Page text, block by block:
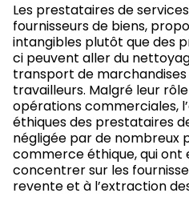
Les prestataires de
fournisseurs de biens,
intangibles plutôt que des
ci peuvent aller du
transport de
travailleurs. Malgré leur
opérations commerciales,
éthiques des prestataires
négligée par de nombreux
commerce éthique, qui ont
concentrer sur les
revente et à l’extraction